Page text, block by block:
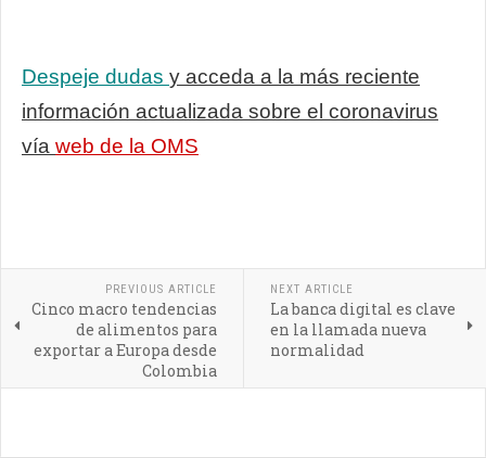
Despeje dudas y acceda a la más reciente
información actualizada sobre el coronavirus
vía web de la OMS
PREVIOUS ARTICLE
Cinco macro tendencias
de alimentos para
exportar a Europa desde
Colombia
NEXT ARTICLE
La banca digital es clave
en la llamada nueva
normalidad